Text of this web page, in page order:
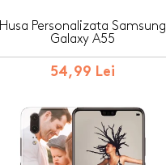
Husa Personalizata Samsung
Galaxy A55
54,99 Lei